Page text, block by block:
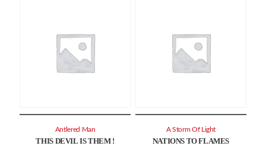
THIS DEVIL IS THEM !
Antlered Man
NATIONS TO FLAMES
A Storm Of Light